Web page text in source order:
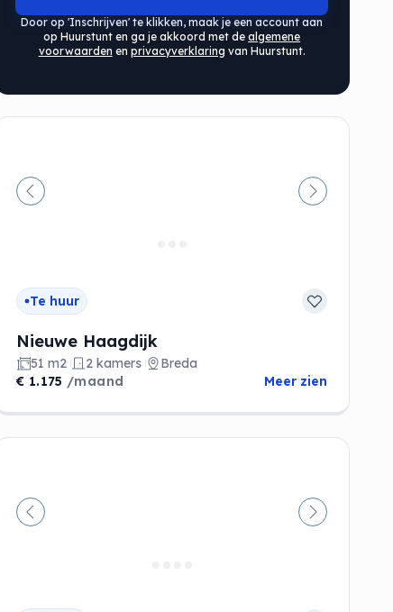
Door op 'Inschrijven' te klikken, maak je een account aan
op Huurstunt en ga je akkoord met dealgemene
voorwaarden en privacyverklaring van Huurstunt.
Vorige Volgende
Te huur
Nieuwe Haagdijk
51 m2 2 kamers
Breda
€ 1.175 /maand Meer zien
Vorige Volgende